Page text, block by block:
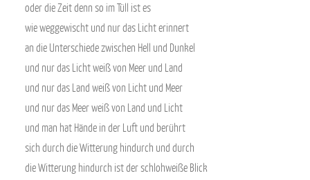
oder die Zeit denn so im Tüll ist es
wie weggewischt und nur das Licht erinnert
an die Unterschiede zwischen Hell und Dunkel
und nur das Licht weiß von Meer und Land
und nur das Land weiß von Licht und Meer
und nur das Meer weiß von Land und Licht
und man hat Hände in der Luft und berührt
sich durch die Witterung hindurch und durch
die Witterung hindurch ist der schlohweiße Blick